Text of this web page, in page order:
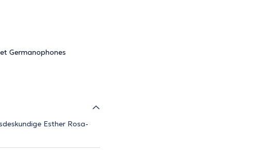
Germanophones
Esther Rosa-